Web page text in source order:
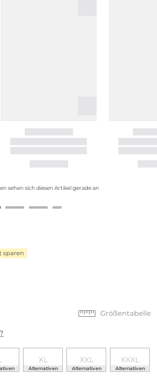
sehen sich diesen Artikel gerade an
sparen
Größentabelle
XL
Alternativen
XXL
Alternativen
XXXL
Alternativen